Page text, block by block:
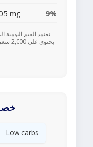
mg 9%
Low carbs